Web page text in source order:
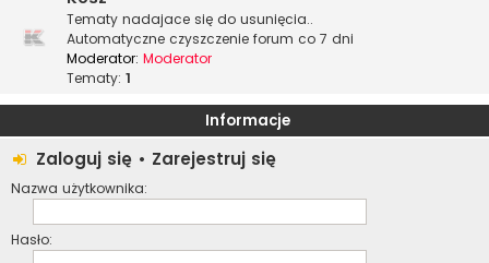
Tematy nadajace się do usunięcia..
Automatyczne czyszczenie forum co 7 dni
Moderator: Moderator
Tematy: 1
Informacje
Zaloguj się • Zarejestruj się
Nazwa użytkownika:
Hasło: